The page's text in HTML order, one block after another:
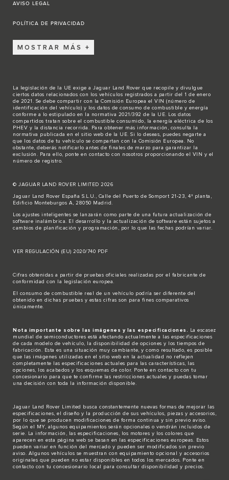
AVISO LEGAL
POLÍTICA DE PRIVACIDAD
MOSTRAR MÁS
La legislación de la UE exige a Jaguar Land Rover que recopile y divulgue
ciertos datos relacionados con los vehículos registrados a partir del 1 de enero
de 2021. Se debe compartir con la Comisión Europea el VIN (número de
identificación del vehículo) y los datos de consumo de combustible y energía
conforme a lo estipulado en la normativa 2021/392 de la UE. Los datos
compartidos tratan sobre el combustible consumido, la energía eléctrica de los
PHEV y la distancia recorrida. Para obtener más información, consulta la
normativa publicada en el sitio web de la UE. Si lo deseas, puedes negarte a
que los datos de tu vehículo se compartan con la Comisión Europea. No
obstante, deberás notificarlo antes de finales de marzo para garantizar la
exclusión. Para ello, ponte en contacto con nosotros proporcionando el VIN y el
número de registro.
© JAGUAR LAND ROVER LIMITED 2026
Jaguar Land Rover España S.L.U., Calle del Puerto de Somport 21-23, 4ª planta,
Edificio Monteburgos A, 28050 Madrid.
Los ajustes inteligentes se lanzarán como parte de una futura actualización de
software inalámbrica. El desarrollo y la actualización de software están sujetos a
cambios de planificación y programación, por lo que las fechas podrían variar.
VER REGULACIÓN (EU) 2020/740 PDF
Cifras obtenidas a partir de pruebas oficiales realizadas por el fabricante de
conformidad con la legislación europea.
El consumo de combustible real de un vehículo podría ser diferente del
obtenido en dichas pruebas y estas cifras son para fines comparativos
únicamente.
Nota importante sobre las imágenes y las especificaciones. La escasez
mundial de semiconductores está afectando actualmente a las especificaciones
de cada modelo de vehículo, la disponibilidad de opciones y los tiempos de
fabricación. Esta es una situación muy cambiante, y como resultado, es posible
que las imágenes utilizadas en el sitio web en la actualidad no reflejen
completamente las especificaciones actuales para las características, las
opciones, los acabados y los esquemas de color. Ponte en contacto con tu
concesionario para que te confirme las restricciones actuales y puedas tomar
una decisión con toda la información disponible.
Jaguar Land Rover Limited busca constantemente nuevas formas de mejorar las
especificaciones, el diseño y la producción de sus vehículos, piezas y accesorios,
por lo que se producen modificaciones de forma continua y sin previo aviso.
Según el MY, algunos equipamientos serán opcionales o vendrán incluidos de
serie. La información, las especificaciones, los motores y los colores que
aparecen en esta página web se basan en las especificaciones europeas. Estos
pueden variar en función del mercado y pueden ser modificados sin previo
aviso. Algunos vehículos se muestran con equipamiento opcional y accesorios
originales que pueden no estar disponibles en todos los mercados. Ponte en
contacto con tu concesionario local para consultar disponibilidad y precios.